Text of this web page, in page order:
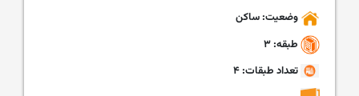
وضعیت: ساکن
طبقه: ۳
تعداد طبقات: ۴